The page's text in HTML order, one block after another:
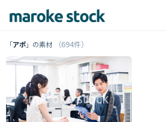
「アポ」の素材 （694件）